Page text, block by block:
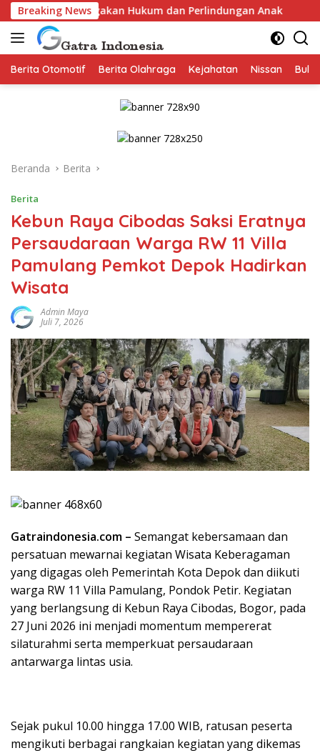
Langsung
ke
konten
Breaking News
Hukum dan Perlindungan Anak Staf Khusus
Berita Otomotif Berita Olahraga Kejahatan Nissan
Beranda Berita
Berita
Kebun Raya Cibodas Saksi Eratnya
Persaudaraan Warga RW 11 Villa
Pamulang Pemkot Depok Hadirkan
Wisata
Admin Maya
Juli 7, 2026
Gatraindonesia.com – Semangat kebersamaan dan
persatuan mewarnai kegiatan Wisata Keberagaman
yang digagas oleh Pemerintah Kota Depok dan diikuti
warga RW 11 Villa Pamulang, Pondok Petir. Kegiatan
yang berlangsung di Kebun Raya Cibodas, Bogor, pada
27 Juni 2026 ini menjadi momentum mempererat
silaturahmi serta memperkuat persaudaraan
antarwarga lintas usia.
Sejak pukul 10.00 hingga 17.00 WIB, ratusan peserta
mengikuti berbagai rangkaian kegiatan yang dikemas